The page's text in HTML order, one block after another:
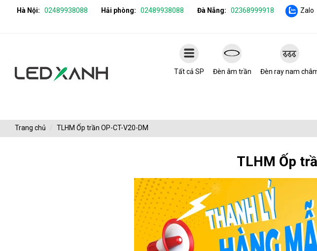
Hà Nội: 02489938088 Hải phòng: 02489938088 Đà Nẵng: 02368999918 Zalo
Tất cả SP Đèn âm trần Đèn ray nam
Trang chủ TLHM Ốp trần OP-CT-V20-DM
TLHM Ốp